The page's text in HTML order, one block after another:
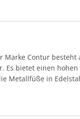
Marke Contur
Es bietet einen
Metallfüße in